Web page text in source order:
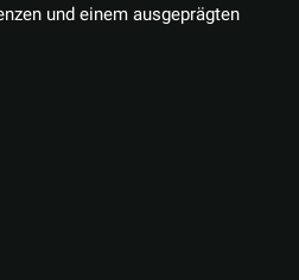
und einem ausgeprägten